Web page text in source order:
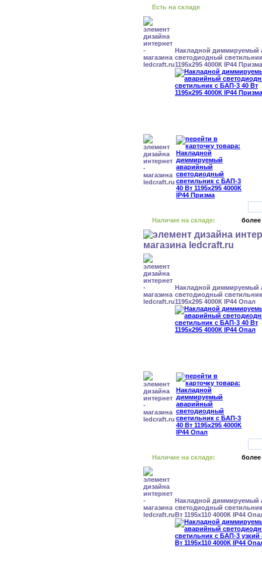
Есть на складе
Накладной диммируемый
светодиодный
1195x295 4000К IP44 Призма
Наличие на складе: более
Накладной диммируемый
светодиодный
1195x295 4000К IP44 Опал
Наличие на складе: более
Накладной диммируемый
светодиодный
Вт 1195x110 4000К IP44